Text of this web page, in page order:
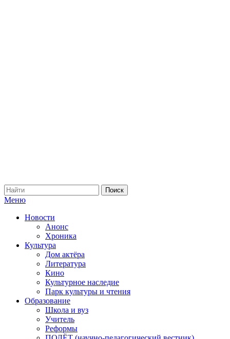
Меню
Новости
Анонс
Хроника
Культура
Дом актёра
Литература
Кино
Культурное наследие
Парк культуры и чтения
Образование
Школа и вуз
Учитель
Реформы